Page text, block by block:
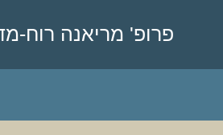
פרופ' מריאנה רוח-